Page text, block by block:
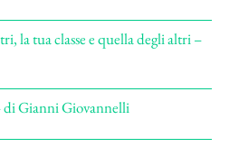
la tua classe e quella degli altri –
Gianni Giovannelli